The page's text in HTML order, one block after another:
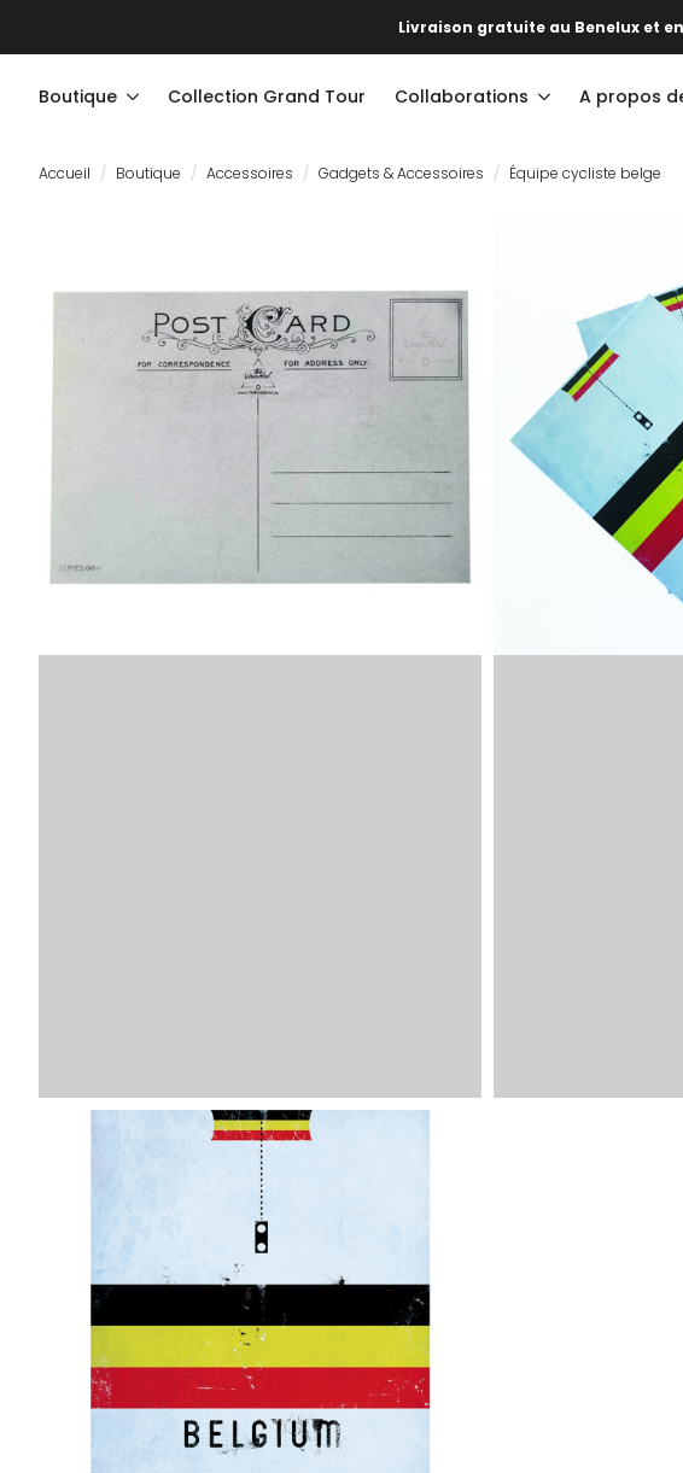
Livraison gratuite au Benelux et
Boutique Collection Grand Tour Collaborations A propos
Accueil Boutique Accessoires Gadgets & Accessoires Équipe cycliste belge